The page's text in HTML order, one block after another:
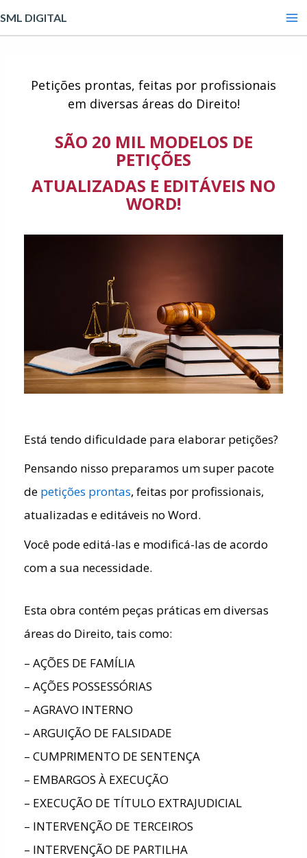
para
SML DIGITAL
Petições prontas, feitas por profissionais
em diversas áreas do Direito!
SÃO 20 MIL MODELOS DE
PETIÇÕES
ATUALIZADAS E EDITÁVEIS NO
WORD!
Está tendo dificuldade para elaborar petições?
Pensando nisso preparamos um super pacote
de petições prontas, feitas por profissionais,
atualizadas e editáveis no Word.
Você pode editá-las e modificá-las de acordo
com a sua necessidade.
Esta obra contém peças práticas em diversas
áreas do Direito, tais como:
– AÇÕES DE FAMÍLIA
– AÇÕES POSSESSÓRIAS
– AGRAVO INTERNO
– ARGUIÇÃO DE FALSIDADE
– CUMPRIMENTO DE SENTENÇA
– EMBARGOS À EXECUÇÃO
– EXECUÇÃO DE TÍTULO EXTRAJUDICIAL
– INTERVENÇÃO DE TERCEIROS
– INTERVENÇÃO DE PARTILHA